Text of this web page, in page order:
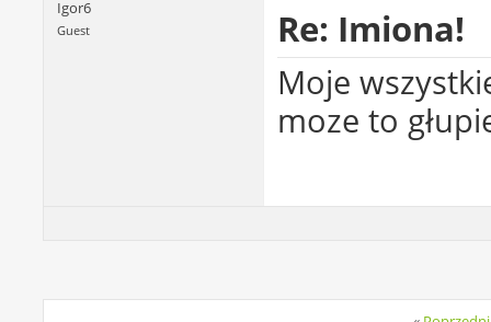
Igor6
Guest Re: Imiona!
Moje
moze to